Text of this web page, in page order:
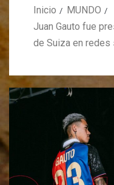
Inicio
MUNDO
Juan Gauto fue
de Suiza en redes